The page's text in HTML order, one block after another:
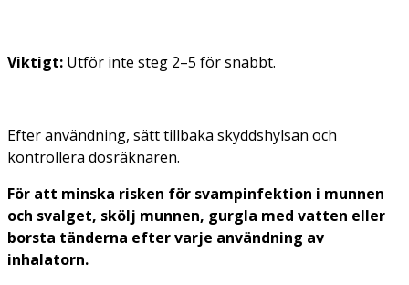
Viktigt: Utför inte steg 2–5 för snabbt.
Efter användning, sätt tillbaka skyddshylsan och
kontrollera dosräknaren.
För att minska risken för svampinfektion i munnen
och svalget, skölj munnen, gurgla med vatten eller
borsta tänderna efter varje användning av
inhalatorn.